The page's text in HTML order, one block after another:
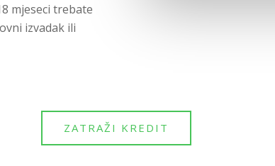
mjeseci trebate
izvadak ili
ZATRAŽI KREDIT